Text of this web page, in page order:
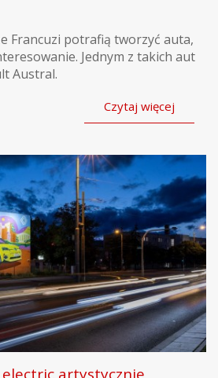
Francuzi potrafią tworzyć auta,
Jednym z takich aut
Austral.
Czytaj więcej